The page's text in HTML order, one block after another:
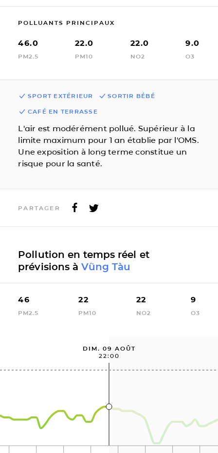
POLLUANTS PRINCIPAUX
46.0
PM2.5
22.0
PM10
22.0
NO2
9.0
O3
SPORT EXTÉRIEUR SORTIR BÉBÉ
CAFÉ EN TERRASSE
L'air est modérément pollué. Supérieur à la
limite maximum pour 1 an établie par l'OMS.
Une exposition à long terme constitue un
risque pour la santé.
PARTAGER
Pollution en temps réel et
prévisions à Vũng Tàu
46
PM2.5
22
PM10
22
NO2
9
O3
DIM. 09 AOÛT
22:00